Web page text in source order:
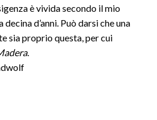
è vivida secondo il mio
d’anni. Può darsi che una
sia proprio questa, per cui
.